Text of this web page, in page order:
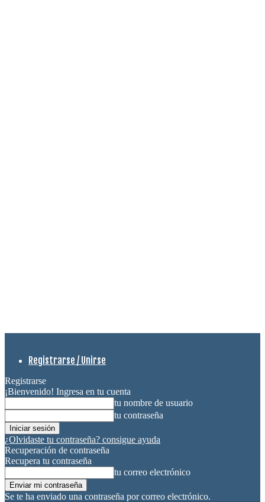
Registrarse / Unirse
Registrarse
¡Bienvenido! Ingresa en tu cuenta
tu nombre de usuario
tu contraseña
¿Olvidaste tu contraseña? consigue ayuda
Recuperación de contraseña
Recupera tu contraseña
tu correo electrónico
Se te ha enviado una contraseña por correo electrónico.